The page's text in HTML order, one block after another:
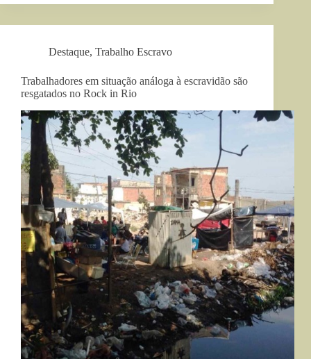
Destaque, Trabalho Escravo
Trabalhadores em situação análoga à escravidão são
resgatados no Rock in Rio